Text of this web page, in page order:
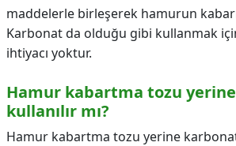
maddelerle birleşerek hamurun
Karbonat da olduğu gibi kullanmak
ihtiyacı yoktur.
Hamur kabartma tozu
kullanılır mı?
Hamur kabartma tozu yerine karbonat